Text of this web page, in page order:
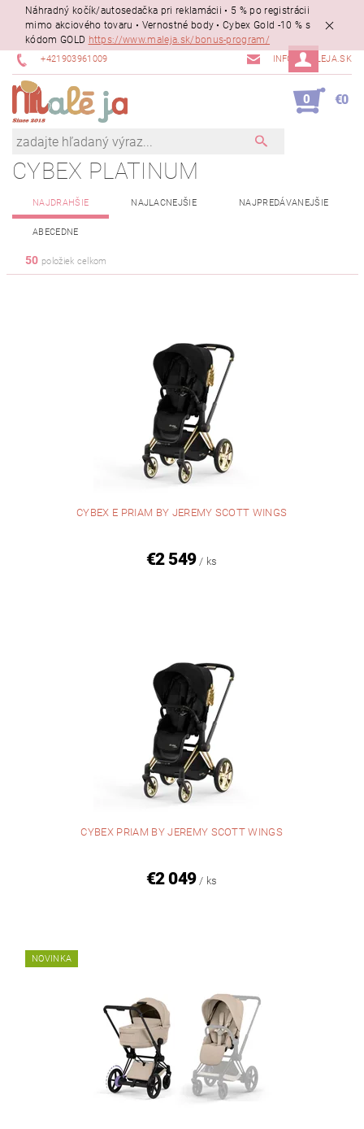
Náhradný kočík/autosedačka pri reklamácii • 5 % po registrácii
mimo akciového tovaru • Vernostné body • Cybex Gold -10 % s
kódom GOLD https://www.maleja.sk/bonus-program/
+421903961009 INFO@MALEJA.SK
0 €0
NAJDRAHŠIE NAJLACNEJŠIE NAJPREDÁVANEJŠIE
ABECEDNE
50 položiek celkom
CYBEX E PRIAM BY JEREMY SCOTT WINGS
€2 549 / ks
CYBEX PRIAM BY JEREMY SCOTT WINGS
€2 049 / ks
NOVINKA